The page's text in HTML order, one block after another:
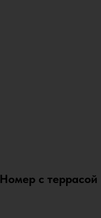
Номер с террасой